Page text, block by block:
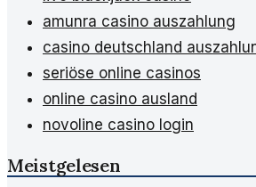
amunra casino auszahlung
casino deutschland
seriöse online casinos
online casino ausland
novoline casino login
Meistgelesen